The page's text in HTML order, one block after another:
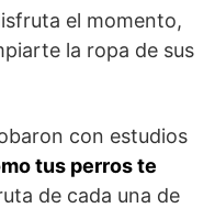
el momento,
la ropa de sus
con estudios
tus perros te
de cada una de